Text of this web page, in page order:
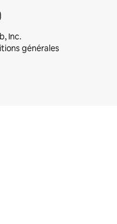
Inc.
générales